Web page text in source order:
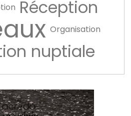
Réception
Organisation
nuptiale